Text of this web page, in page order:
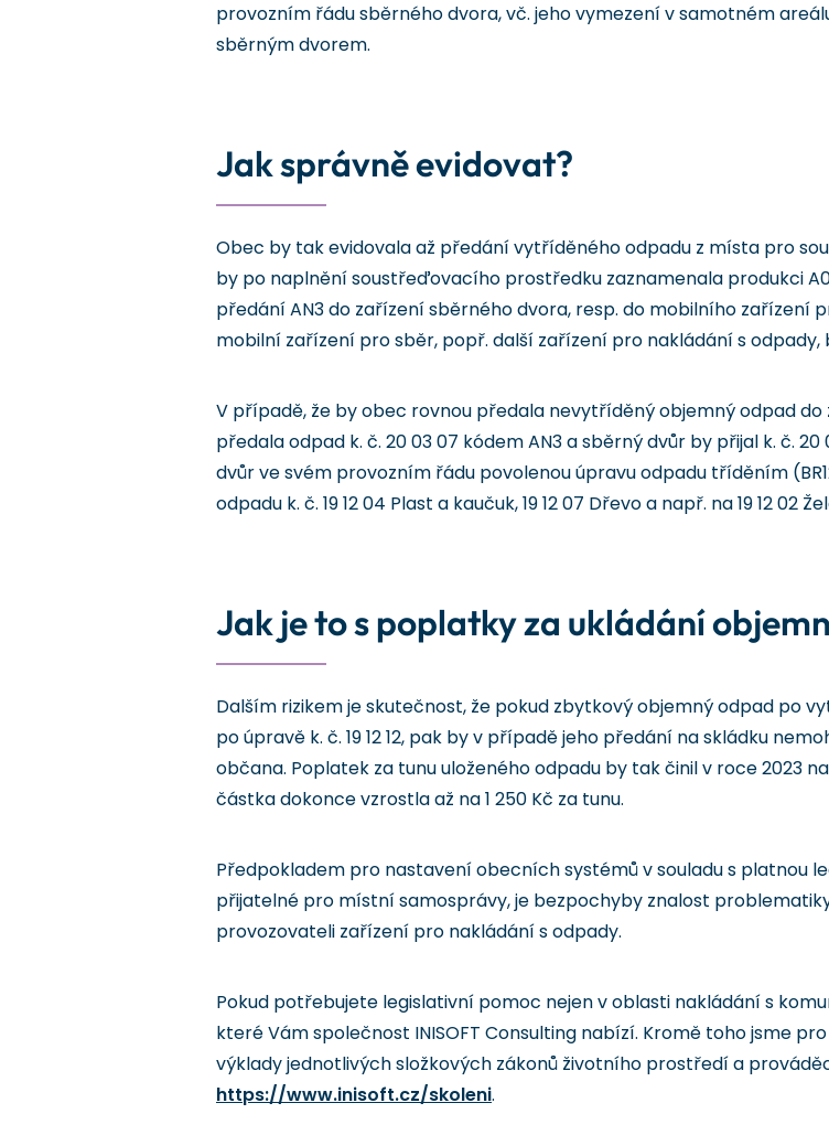
provozním řádu sběrného dvora, vč. jeho vymezení v samotném
sběrným dvorem.
Jak správně evidovat?
Obec by tak evidovala až předání vytříděného odpadu z místa pro
by po naplnění soustřeďovacího prostředku zaznamenala produkci A00
předání AN3 do zařízení sběrného dvora, resp. do mobilního zařízení
mobilní zařízení pro sběr, popř. další zařízení pro nakládání s
V případě, že by obec rovnou předala nevytříděný objemný odpad
předala odpad k. č. 20 03 07 kódem AN3 a sběrný dvůr by přijal k. č.
dvůr ve svém provozním řádu povolenou úpravu odpadu tříděním
odpadu k. č. 19 12 04 Plast a kaučuk, 19 12 07 Dřevo a např. na 19 12 02
Jak je to s poplatky za ukládání
Dalším rizikem je skutečnost, že pokud zbytkový objemný odpad po
po úpravě k. č. 19 12 12, pak by v případě jeho předání na skládku
občana. Poplatek za tunu uloženého odpadu by tak činil v roce 2023
částka dokonce vzrostla až na 1 250 Kč za tunu.
Předpokladem pro nastavení obecních systémů v souladu s platnou
přijatelné pro místní samosprávy, je bezpochyby znalost
provozovateli zařízení pro nakládání s odpady.
Pokud potřebujete legislativní pomoc nejen v oblasti nakládání s
které Vám společnost INISOFT Consulting nabízí. Kromě toho jsme
výklady jednotlivých složkových zákonů životního prostředí a
https://www.inisoft.cz/skoleni.